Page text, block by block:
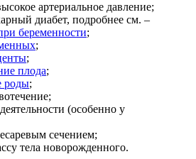
артериальное давление;
диабет, подробнее см. –
беременности;
;
;
плода;
роды;
(особенно у
сечением;
тела новорожденного.